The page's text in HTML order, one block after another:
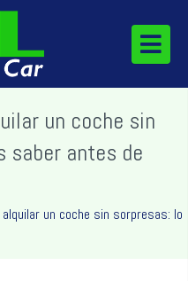
un coche sin
saber antes de
un coche sin sorpresas: lo